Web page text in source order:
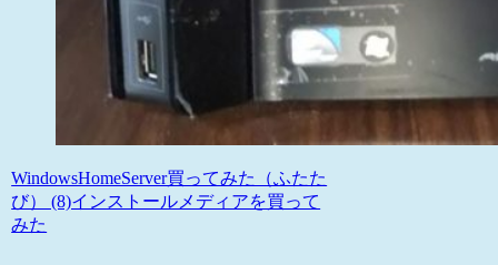
WindowsHomeServer買ってみた（ふたた
び） (8)インストールメディアを買って
みた